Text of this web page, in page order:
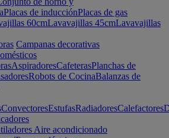
Placas de inducciónPlacas de gas
60cmLavavajillas 45cmLavavajillas
Campanas decorativas
AspiradoresCafeterasPlanchas de
Robots de CocinaBalanzas de
ConvectoresEstufasRadiadoresCalefactores
Aire acondicionado